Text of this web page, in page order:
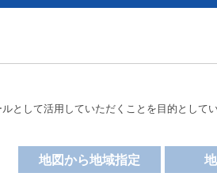
として活用していただくことを目的としてい
地図から地域指定